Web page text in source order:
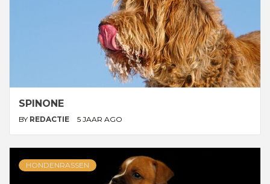
SPINONE
BY REDACTIE 5 JAAR AGO
HONDENRASSEN